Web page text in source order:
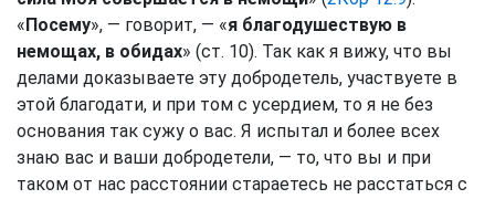
«Посему», — говорит, — «я благодушествую в
немощах, в обидах» (ст. 10). Так как я вижу, что вы
делами доказываете эту добродетель, участвуете в
этой благодати, и при том с усердием, то я не без
основания так сужу о вас. Я испытал и более всех
знаю вас и ваши добродетели, — то, что вы и при
таком от нас расстоянии стараетесь не расстаться с